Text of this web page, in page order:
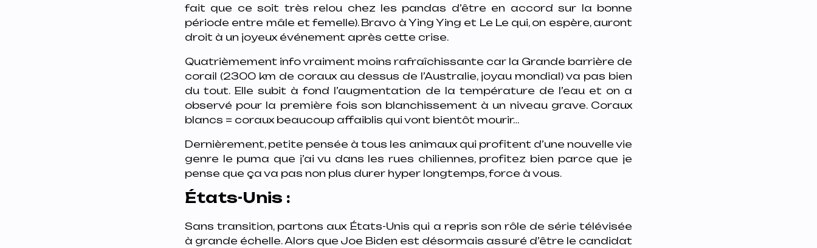
fait que ce soit très relou chez les pandas d’être en accord sur la bonne
période entre mâle et femelle). Bravo à Ying Ying et Le Le qui, on espère, auront
droit à un joyeux événement après cette crise.
Quatrièmement info vraiment moins rafraîchissante car la Grande barrière de
corail (2300 km de coraux au dessus de l’Australie, joyau mondial) va pas bien
du tout. Elle subit à fond l’augmentation de la température de l’eau et on a
observé pour la première fois son blanchissement à un niveau grave. Coraux
blancs = coraux beaucoup affaiblis qui vont bientôt mourir…
Dernièrement, petite pensée à tous les animaux qui profitent d’une nouvelle vie
genre le puma que j’ai vu dans les rues chiliennes, profitez bien parce que je
pense que ça va pas non plus durer hyper longtemps, force à vous.
États-Unis :
Sans transition, partons aux États-Unis qui a repris son rôle de série télévisée
à grande échelle. Alors que Joe Biden est désormais assuré d’être le candidat